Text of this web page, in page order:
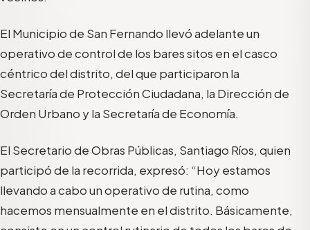
El Municipio de San Fernando llevó adelante un
operativo de control de los bares sitos en el casco
céntrico del distrito, del que participaron la
Secretaría de Protección Ciudadana, la Dirección de
Orden Urbano y la Secretaría de Economía.
El Secretario de Obras Públicas, Santiago Ríos, quien
participó de la recorrida, expresó: “Hoy estamos
llevando a cabo un operativo de rutina, como
hacemos mensualmente en el distrito. Básicamente,